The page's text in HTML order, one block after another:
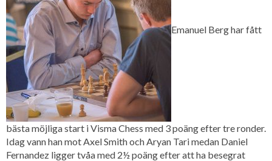
Emanuel Berg har fått
bästa möjliga start i Visma Chess med 3 poäng efter tre ronder.
Idag vann han mot Axel Smith och Aryan Tari medan Daniel
Fernandez ligger tvåa med 2½ poäng efter att ha besegrat